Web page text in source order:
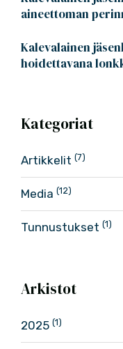
aineettoman
Kalevalainen
hoidettavana
Kategoriat
Artikkelit (7)
Media (12)
Tunnustukset (1)
Arkistot
2025 (1)